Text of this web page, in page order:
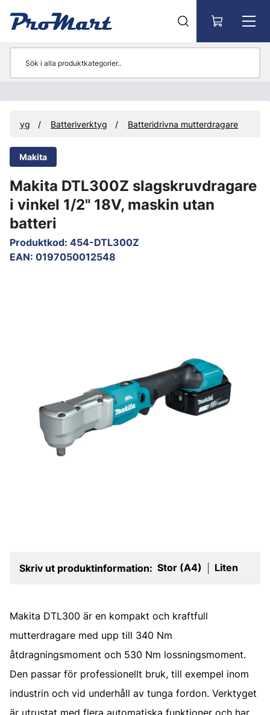
Verktyg Batteriverktyg Batteridrivna mutterdragare
Makita
Makita DTL300Z slagskruvdragare
i vinkel 1/2" 18V, maskin utan
batteri
Produktkod: 454-DTL300Z
EAN: 0197050012548
Skriv ut produktinformation: Stor (A4) Liten
Makita DTL300 är en kompakt och kraftfull
mutterdragare med upp till 340 Nm
åtdragningsmoment och 530 Nm lossningsmoment.
Den passar för professionellt bruk, till exempel inom
industrin och vid underhåll av tunga fordon. Verktyget
är utrustat med flera automatiska funktioner och har